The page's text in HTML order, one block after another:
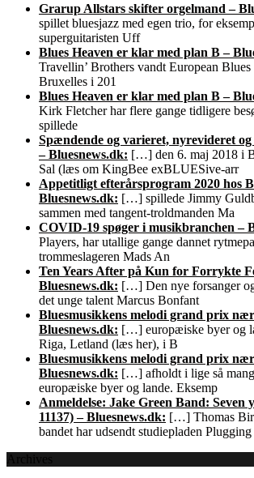
Grarup Allstars skifter orgelmand –
spillet bluesjazz med egen trio, for
superguitaristen Uff
Blues Heaven er klar med plan B –
Travellin’ Brothers vandt European
Bruxelles i 201
Blues Heaven er klar med plan B –
Kirk Fletcher har flere gange tidligere
spillede
Spændende og varieret, nyrevideret
– Bluesnews.dk: […] den 6. maj 2018 i
Sal (læs om KingBee exBLUESive-arr
Appetitligt efterårsprogram 2020 hos
Bluesnews.dk: […] spillede Jimmy
sammen med tangent-troldmanden Ma
COVID-19 spøger i musikbranchen –
Players, har utallige gange dannet
trommeslageren Mads An
Ten Years After på Kun for Forrykte
Bluesnews.dk: […] Den nye forsanger
det unge talent Marcus Bonfant
Bluesmusikkens melodi grand prix
Bluesnews.dk: […] europæiske byer og
Riga, Letland (læs her), i B
Bluesmusikkens melodi grand prix
Bluesnews.dk: […] afholdt i lige så
europæiske byer og lande. Eksemp
Anmeldelse: Jake Green Band: Seven
11137) – Bluesnews.dk: […] Thomas
bandet har udsendt studiepladen
Archives